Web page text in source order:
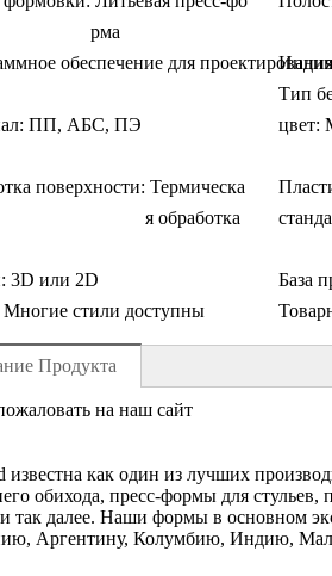
рма
обеспечение для
Тип
ПП, АБС, ПЭ цвет:
поверхности: Термическа
я обработка
3D или 2D База
Многие стили доступны
Продукта
на наш сайт
известна как один из лучших
обихода, пресс-формы для
так далее. Наши формы в основном
Аргентину, Колумбию, Индию,